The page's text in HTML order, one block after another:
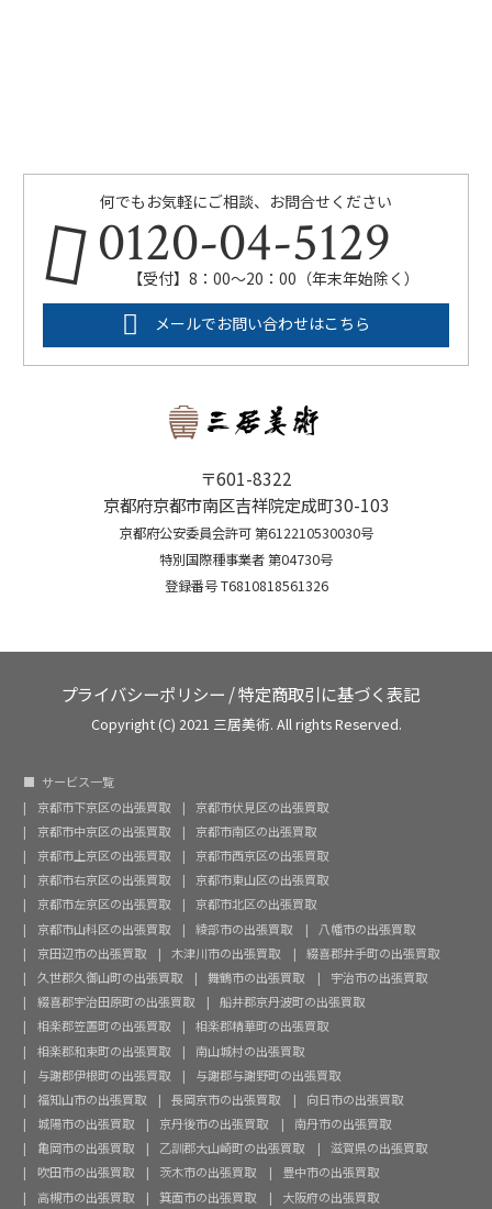
何でもお気軽にご相談、お問合せください
0120-04-5129
【受付】8：00～20：00（年末年始除く）
メールでお問い合わせはこちら
〒601-8322
京都府京都市南区吉祥院定成町30-103
京都府公安委員会許可 第612210530030号
特別国際種事業者 第04730号
登録番号 T6810818561326
プライバシーポリシー /特定商取引に基づく表記
Copyright (C) 2021 三居美術. All rights Reserved.
サービス一覧
京都市下京区の出張買取
京都市伏見区の出張買取
京都市中京区の出張買取
京都市南区の出張買取
京都市上京区の出張買取
京都市西京区の出張買取
京都市右京区の出張買取
京都市東山区の出張買取
京都市左京区の出張買取
京都市北区の出張買取
京都市山科区の出張買取
綾部市の出張買取
八幡市の出張買取
京田辺市の出張買取
木津川市の出張買取
綴喜郡井手町の出張買取
久世郡久御山町の出張買取
舞鶴市の出張買取
宇治市の出張買取
綴喜郡宇治田原町の出張買取
船井郡京丹波町の出張買取
相楽郡笠置町の出張買取
相楽郡精華町の出張買取
相楽郡和束町の出張買取
南山城村の出張買取
与謝郡伊根町の出張買取
与謝郡与謝野町の出張買取
福知山市の出張買取
長岡京市の出張買取
向日市の出張買取
城陽市の出張買取
京丹後市の出張買取
南丹市の出張買取
亀岡市の出張買取
乙訓郡大山崎町の出張買取
滋賀県の出張買取
吹田市の出張買取
茨木市の出張買取
豊中市の出張買取
高槻市の出張買取
箕面市の出張買取 大阪府の出張買取